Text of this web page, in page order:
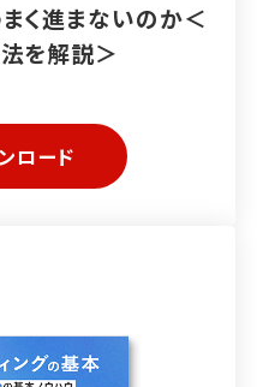
く進まないのか＜
を解説＞
ロード